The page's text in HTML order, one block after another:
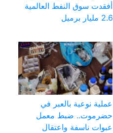
أفقدت سوق النفط العالمية
2.6 مليار برميل
عملية نوعية بالعبر في
حضرموت.. ضبط معمل
عبوات ناسفة واعتقال